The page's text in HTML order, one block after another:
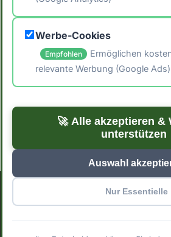
🖨️ Artikel drucken
← Zurück zum Blog
Zu den Rezepten →
ImpressumDatenschutzerklärung
© 2025 Mindful Meals. Mit
Werbe-Cookies
Empfohlen
Ermöglichen
relevante Werbung (Google Ads)
🚀 Alle akzeptieren &
unterstützen
Auswahl
Nur Essentielle